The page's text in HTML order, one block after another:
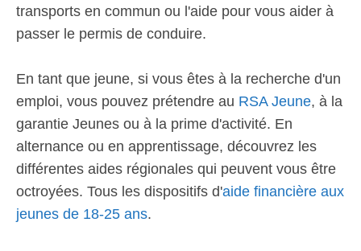
transports en commun ou l'aide pour vous aider à
passer le permis de conduire.
En tant que jeune, si vous êtes à la recherche d'un
emploi, vous pouvez prétendre au RSA Jeune, à la
garantie Jeunes ou à la prime d'activité. En
alternance ou en apprentissage, découvrez les
différentes aides régionales qui peuvent vous être
octroyées. Tous les dispositifs d'aide financière aux
jeunes de 18-25 ans.